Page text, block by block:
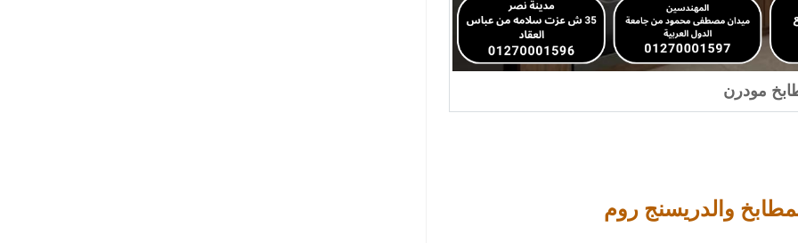
مودرن
والدريسنج روم